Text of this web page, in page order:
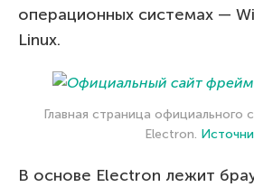
операционных системах —
Linux.
Главная страница официального
Electron.
В основе Electron лежит